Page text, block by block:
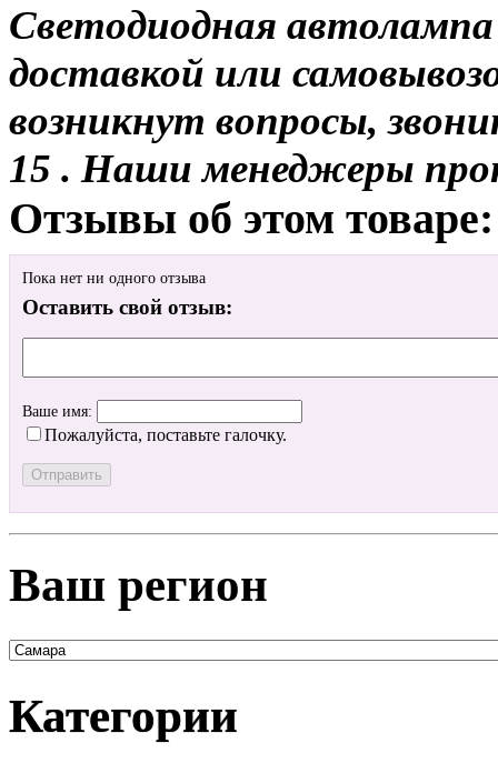
Светодиодная
доставкой или
возникнут вопросы,
15 . Наши менеджеры
Отзывы об этом товаре:
Пока нет ни одного отзыва
Оставить свой отзыв:
Ваше имя:
Пожалуйста, поставьте галочку.
Ваш регион
Категории